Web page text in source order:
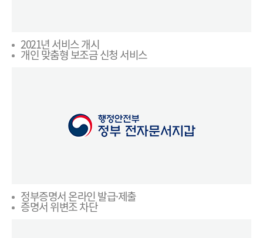
2021년 서비스 개시
개인 맞춤형 보조금 신청 서비스
정부증명서 온라인 발급·제출
증명서 위변조 차단